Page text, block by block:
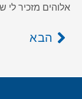
אלוהים מזכיר לי
הבא